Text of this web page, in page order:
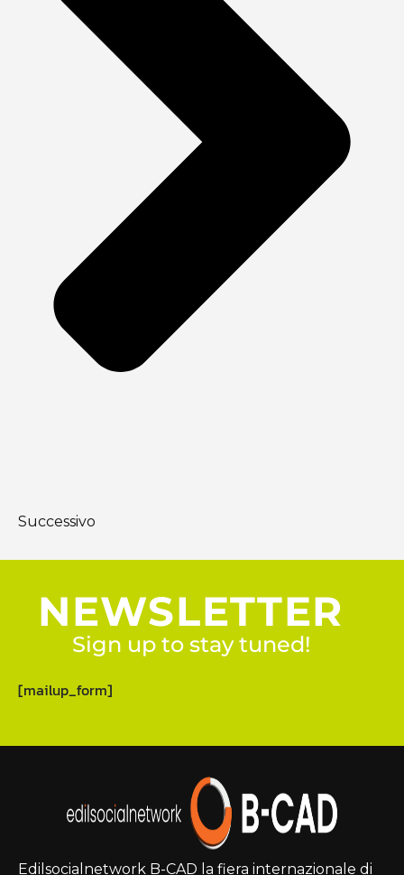
Successivo
NEWSLETTER
Sign up to stay tuned!
[mailup_form]
Edilsocialnetwork B-CAD la fiera internazionale di